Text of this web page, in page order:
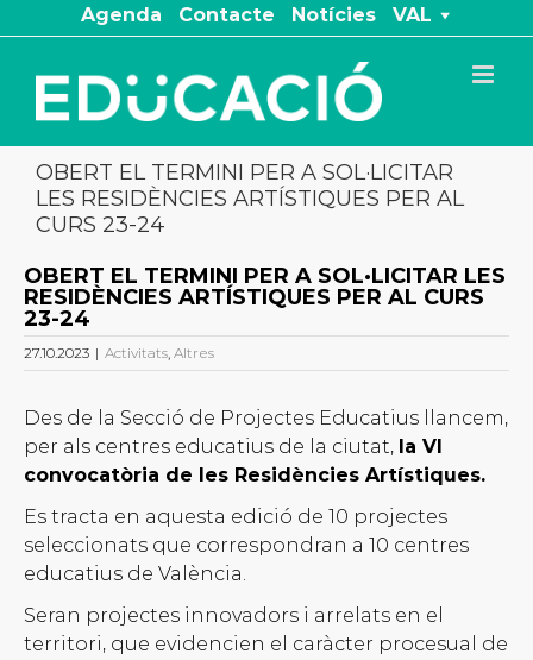
to
content
Agenda Contacte Notícies VAL
OBERT EL TERMINI PER A SOL·LICITAR
LES RESIDÈNCIES ARTÍSTIQUES PER AL
CURS 23-24
OBERT EL TERMINI PER A SOL·LICITAR LES
RESIDÈNCIES ARTÍSTIQUES PER AL CURS
23-24
27.10.2023 | Activitats, Altres
Des de la Secció de Projectes Educatius llancem,
per als centres educatius de la ciutat, la VI
convocatòria de les Residències Artístiques.
Es tracta en aquesta edició de 10 projectes
seleccionats que correspondran a 10 centres
educatius de València.
Seran projectes innovadors i arrelats en el
territori, que evidencien el caràcter procesual de